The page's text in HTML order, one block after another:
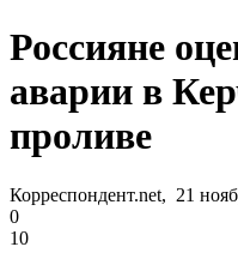
Россияне
аварии в
проливе
Корреспондент.net, 21
0
10